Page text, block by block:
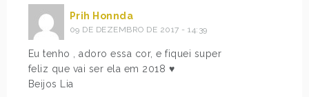
Prih Honnda
09 DE DEZEMBRO DE 2017 - 14:39
Eu tenho , adoro essa cor, e fiquei super
feliz que vai ser ela em 2018 ♥
Beijos Lia